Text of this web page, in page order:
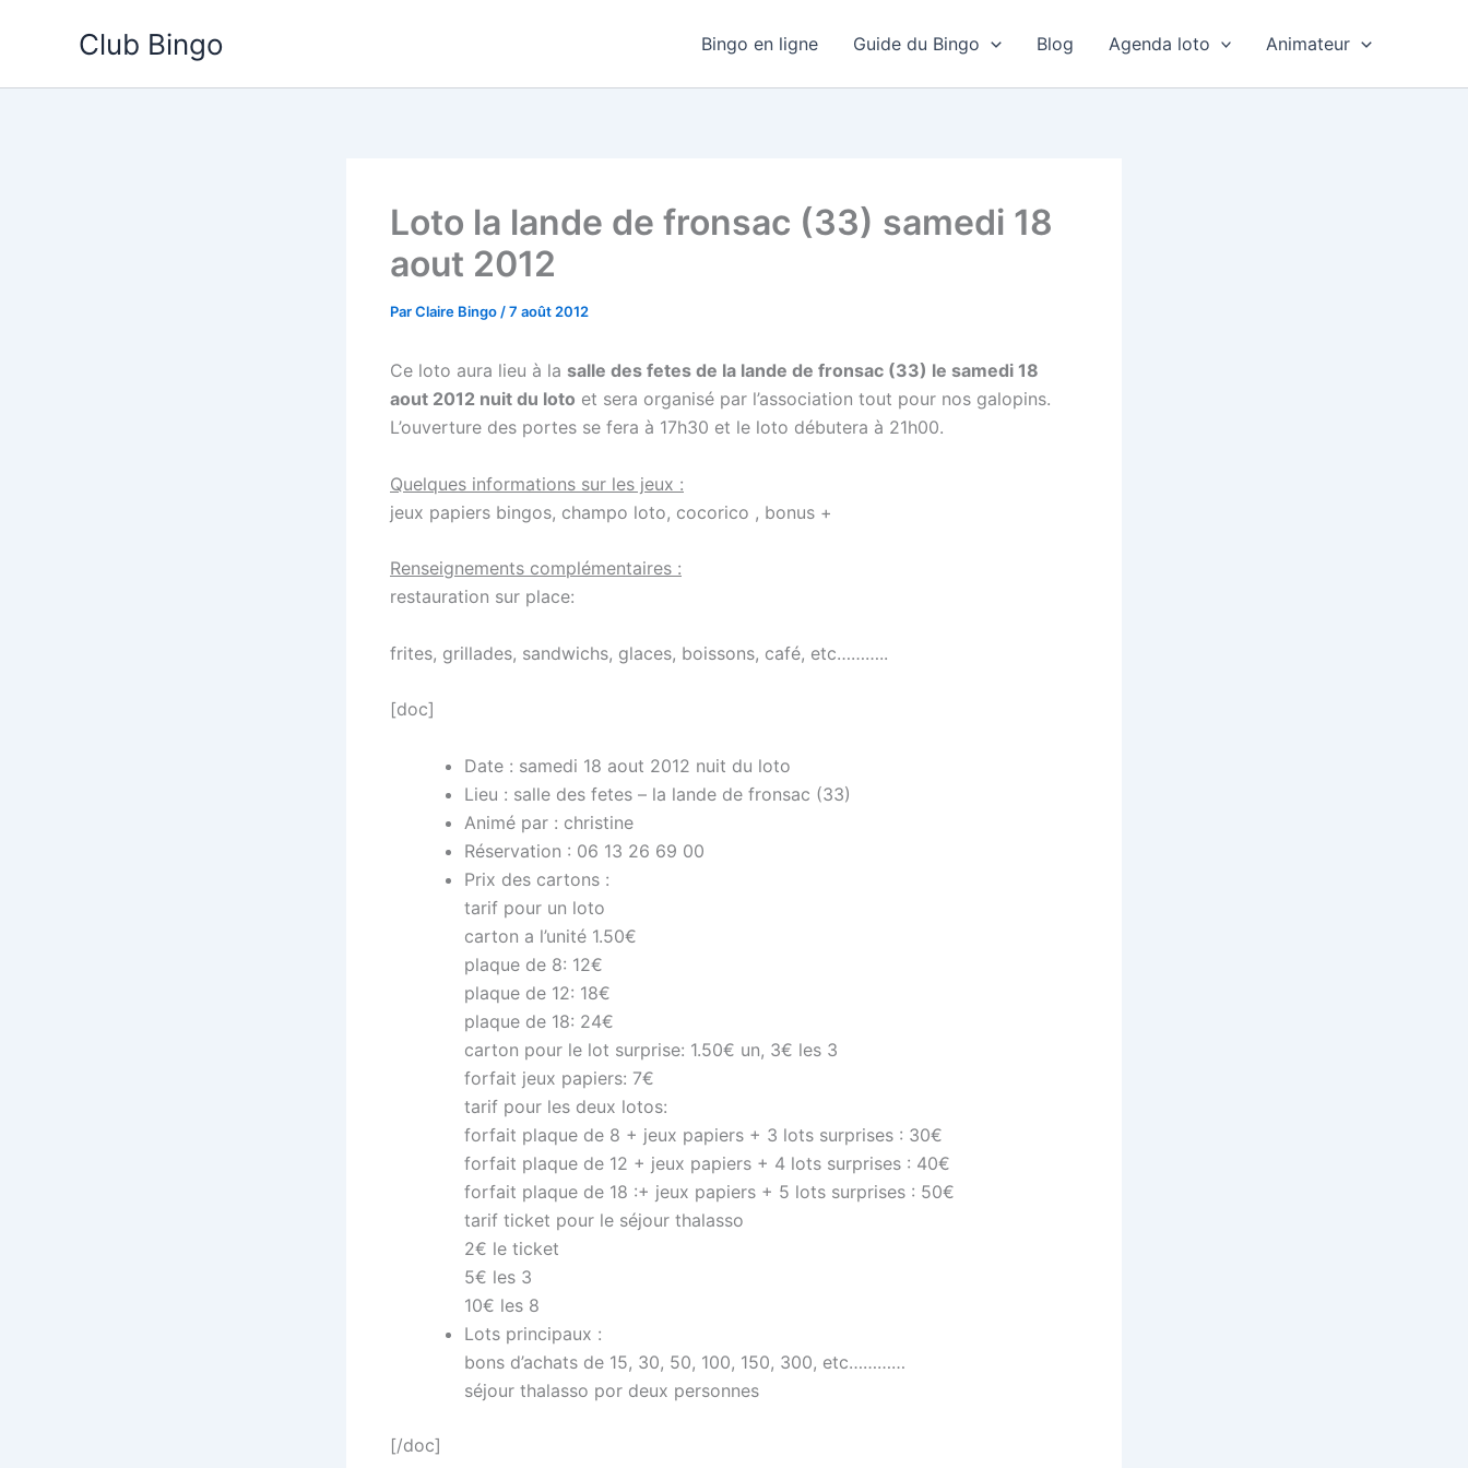
Club Bingo Bingo en ligne Guide du Bingo Blog Agenda loto Animateur
Loto la lande de fronsac (33) samedi 18
aout 2012
ParClaire Bingo /7 août 2012
Ce loto aura lieu à la salle des fetes de la lande de fronsac (33) le samedi 18
aout 2012 nuit du loto et sera organisé par l’association tout pour nos galopins.
L’ouverture des portes se fera à 17h30 et le loto débutera à 21h00.
Quelques informations sur les jeux :
jeux papiers bingos, champo loto, cocorico , bonus +
Renseignements complémentaires :
restauration sur place:
frites, grillades, sandwichs, glaces, boissons, café, etc………..
[doc]
Date : samedi 18 aout 2012 nuit du loto
Lieu : salle des fetes – la lande de fronsac (33)
Animé par : christine
Réservation : 06 13 26 69 00
Prix des cartons :
tarif pour un loto
carton a l’unité 1.50€
plaque de 8: 12€
plaque de 12: 18€
plaque de 18: 24€
carton pour le lot surprise: 1.50€ un, 3€ les 3
forfait jeux papiers: 7€
tarif pour les deux lotos:
forfait plaque de 8 + jeux papiers + 3 lots surprises : 30€
forfait plaque de 12 + jeux papiers + 4 lots surprises : 40€
forfait plaque de 18 :+ jeux papiers + 5 lots surprises : 50€
tarif ticket pour le séjour thalasso
2€ le ticket
5€ les 3
10€ les 8
Lots principaux :
bons d’achats de 15, 30, 50, 100, 150, 300, etc…………
séjour thalasso por deux personnes
[/doc]